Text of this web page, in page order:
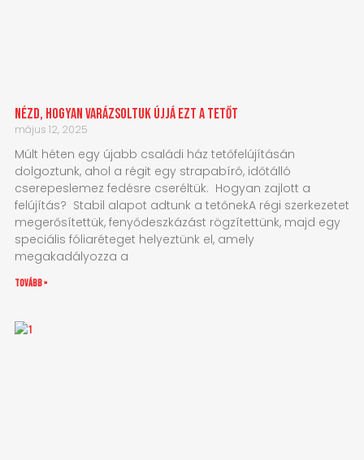
Nézd, hogyan varázsoltuk újjá ezt a tetőt
május 12, 2025
Múlt héten egy újabb családi ház tetőfelújításán
dolgoztunk, ahol a régit egy strapabíró, időtálló
cserepeslemez fedésre cseréltük. Hogyan zajlott a
felújítás? Stabil alapot adtunk a tetőnekA régi szerkezetet
megerősítettük, fenyődeszkázást rögzítettünk, majd egy
speciális fóliaréteget helyeztünk el, amely
megakadályozza a
tovább »